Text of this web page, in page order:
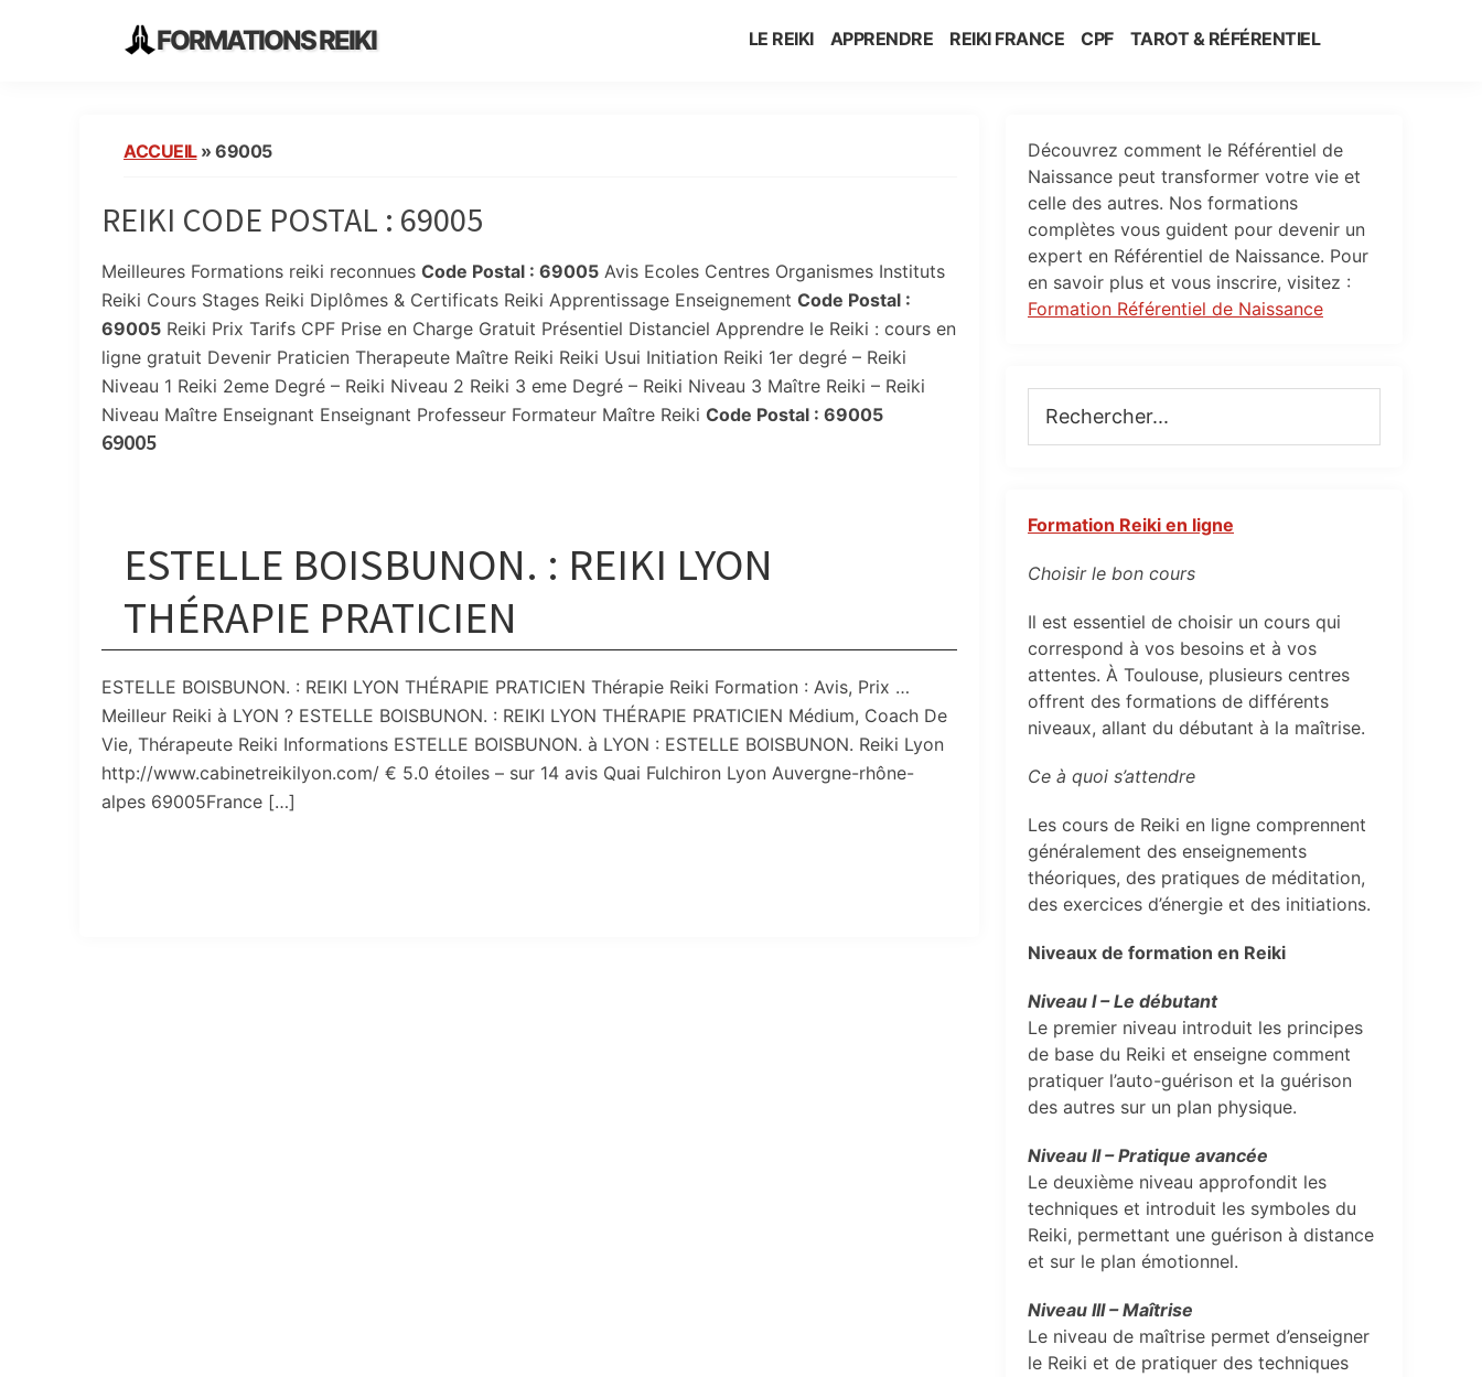
FORMATIONS REIKI
de
Reiki
France
LE REIKI APPRENDRE REIKI FRANCE CPF TAROT & RÉFÉRENTIEL
ACCUEIL» 69005
REIKI CODE POSTAL : 69005
Meilleures Formations reiki reconnues Code Postal : 69005 Avis Ecoles Centres Organismes Instituts
Reiki Cours Stages Reiki Diplômes & Certificats Reiki Apprentissage Enseignement Code Postal :
69005 Reiki Prix Tarifs CPF Prise en Charge Gratuit Présentiel Distanciel Apprendre le Reiki : cours en
ligne gratuit Devenir Praticien Therapeute Maître Reiki Reiki Usui Initiation Reiki 1er degré – Reiki
Niveau 1 Reiki 2eme Degré – Reiki Niveau 2 Reiki 3 eme Degré – Reiki Niveau 3 Maître Reiki – Reiki
Niveau Maître Enseignant Enseignant Professeur Formateur Maître Reiki Code Postal : 69005
69005
ESTELLE BOISBUNON. : REIKI LYON
THÉRAPIE PRATICIEN
ESTELLE BOISBUNON. : REIKI LYON THÉRAPIE PRATICIEN Thérapie Reiki Formation : Avis, Prix …
Meilleur Reiki à LYON ? ESTELLE BOISBUNON. : REIKI LYON THÉRAPIE PRATICIEN Médium, Coach De
Vie, Thérapeute Reiki Informations ESTELLE BOISBUNON. à LYON : ESTELLE BOISBUNON. Reiki Lyon
http://www.cabinetreikilyon.com/ € 5.0 étoiles – sur 14 avis Quai Fulchiron Lyon Auvergne-rhône-
alpes 69005France […]
Primary
Sidebar
Découvrez comment le Référentiel de
Naissance peut transformer votre vie et
celle des autres. Nos formations
complètes vous guident pour devenir un
expert en Référentiel de Naissance. Pour
en savoir plus et vous inscrire, visitez :
Formation Référentiel de Naissance
Formation Reiki en ligne
Choisir le bon cours
Il est essentiel de choisir un cours qui
correspond à vos besoins et à vos
attentes. À Toulouse, plusieurs centres
offrent des formations de différents
niveaux, allant du débutant à la maîtrise.
Ce à quoi s’attendre
Les cours de Reiki en ligne comprennent
généralement des enseignements
théoriques, des pratiques de méditation,
des exercices d’énergie et des initiations.
Niveaux de formation en Reiki
Niveau I – Le débutant
Le premier niveau introduit les principes
de base du Reiki et enseigne comment
pratiquer l’auto-guérison et la guérison
des autres sur un plan physique.
Niveau II – Pratique avancée
Le deuxième niveau approfondit les
techniques et introduit les symboles du
Reiki, permettant une guérison à distance
et sur le plan émotionnel.
Niveau III – Maîtrise
Le niveau de maîtrise permet d’enseigner
le Reiki et de pratiquer des techniques